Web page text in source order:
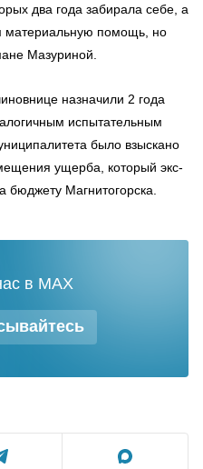
два года забирала себе, а
материальную помощь, но
Мазуриной.
назначили 2 года
испытательным
было взыскано
ущерба, который экс-
бюджету Магнитогорска.
в MAX